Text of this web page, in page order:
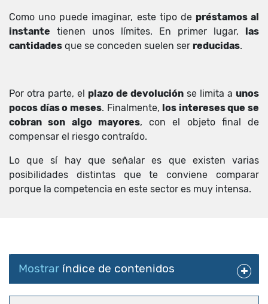
Como uno puede imaginar, este tipo de préstamos al
instante tienen unos límites. En primer lugar, las
cantidades que se conceden suelen ser reducidas.
Por otra parte, el plazo de devolución se limita a unos
pocos días o meses. Finalmente, los intereses que se
cobran son algo mayores, con el objeto final de
compensar el riesgo contraído.
Lo que sí hay que señalar es que existen varias
posibilidades distintas que te conviene comparar
porque la competencia en este sector es muy intensa.
Mostrar índice de contenidos